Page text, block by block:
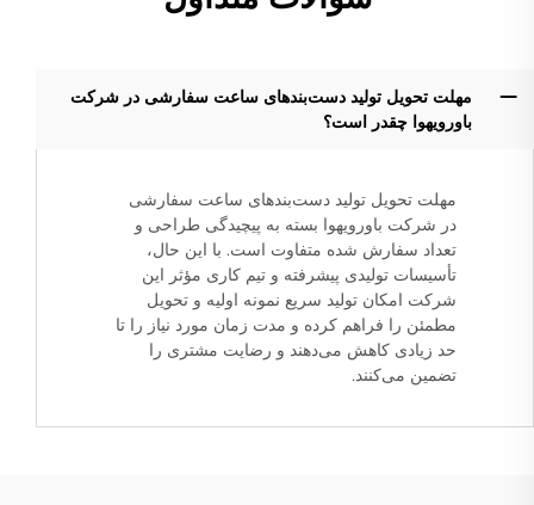
مهلت تحویل تولید دست‌بندهای ساعت سفارشی در شرکت
باورویهوا چقدر است؟
مهلت تحویل تولید دست‌بندهای ساعت سفارشی
در شرکت باورویهوا بسته به پیچیدگی طراحی و
تعداد سفارش شده متفاوت است. با این حال،
تأسیسات تولیدی پیشرفته و تیم کاری مؤثر این
شرکت امکان تولید سریع نمونه اولیه و تحویل
مطمئن را فراهم کرده و مدت زمان مورد نیاز را تا
حد زیادی کاهش می‌دهند و رضایت مشتری را
تضمین می‌کنند.